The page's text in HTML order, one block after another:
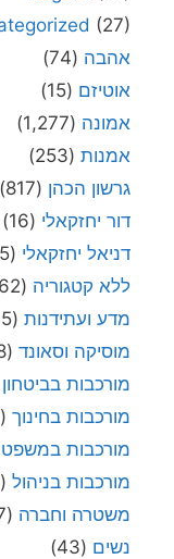
(27)
אהבה (74)
אוטיזם (15)
אמונה (1,277)
אמנות (253)
גרשון הכהן (817)
דור יחזקאלי (16)
דניאל יחזקאלי (15)
ללא קטגוריה (162)
מדע ועתידנות (135)
מוסיקה וסאונד (8)
מורכבות
מורכבות בחינוך (420)
מורכבות
מורכבות בניהול (1,258)
משטרה וחברה (57)
נשים (43)